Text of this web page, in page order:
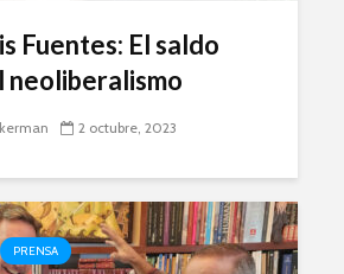
Fuentes: El saldo
neoliberalismo
2 octubre, 2023
PRENSA